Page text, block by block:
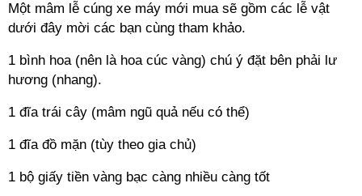
Một mâm lễ cúng xe máy mới mua sẽ gồm các lễ vật
dưới đây mời các bạn cùng tham khảo.
1 bình hoa (nên là hoa cúc vàng) chú ý đặt bên phải lư
hương (nhang).
1 đĩa trái cây (mâm ngũ quả nếu có thể)
1 đĩa đồ mặn (tùy theo gia chủ)
1 bộ giấy tiền vàng bạc càng nhiều càng tốt